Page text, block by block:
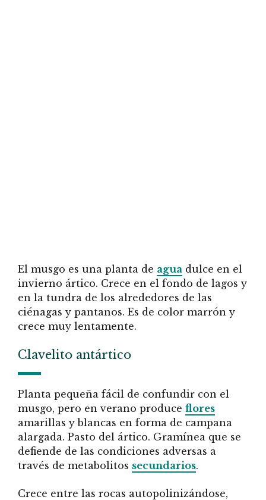
El musgo es una planta de agua dulce en el
invierno ártico. Crece en el fondo de lagos y
en la tundra de los alrededores de las
ciénagas y pantanos. Es de color marrón y
crece muy lentamente.
Clavelito antártico
Planta pequeña fácil de confundir con el
musgo, pero en verano produce flores
amarillas y blancas en forma de campana
alargada. Pasto del ártico. Gramínea que se
defiende de las condiciones adversas a
través de metabolitos secundarios.
Crece entre las rocas autopolinizándose,